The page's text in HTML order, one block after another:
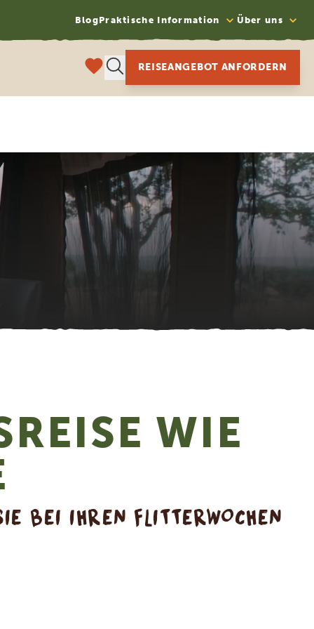
BlogPraktische Information Über uns
REISEANGEBOT ANFORDERN
WIE
BEI IHREN FLITTERWOCHEN